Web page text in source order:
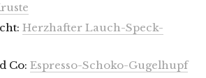
Herzhafter Lauch-Speck-
Co: Espresso-Schoko-Gugelhupf